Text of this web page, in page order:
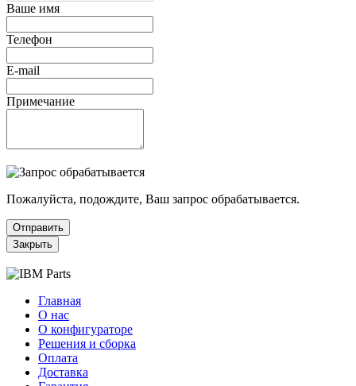
Ваше имя
Телефон
E-mail
Примечание
Пожалуйста, подождите, Ваш запрос обрабатывается.
Отправить
Закрыть
Главная
О нас
О конфигураторе
Решения и сборка
Оплата
Доставка